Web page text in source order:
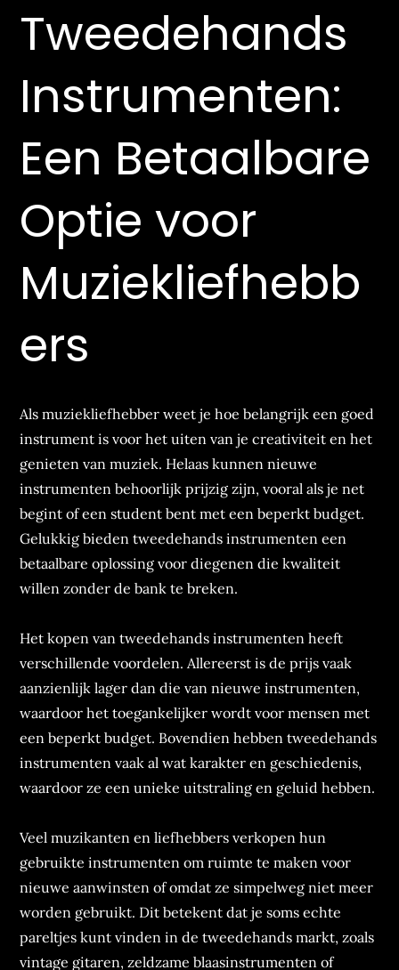
Tweedehands
Instrumenten:
Een Betaalbare
Optie voor
Muziekliefhebb
ers
Als muziekliefhebber weet je hoe belangrijk een goed
instrument is voor het uiten van je creativiteit en het
genieten van muziek. Helaas kunnen nieuwe
instrumenten behoorlijk prijzig zijn, vooral als je net
begint of een student bent met een beperkt budget.
Gelukkig bieden tweedehands instrumenten een
betaalbare oplossing voor diegenen die kwaliteit
willen zonder de bank te breken.
Het kopen van tweedehands instrumenten heeft
verschillende voordelen. Allereerst is de prijs vaak
aanzienlijk lager dan die van nieuwe instrumenten,
waardoor het toegankelijker wordt voor mensen met
een beperkt budget. Bovendien hebben tweedehands
instrumenten vaak al wat karakter en geschiedenis,
waardoor ze een unieke uitstraling en geluid hebben.
Veel muzikanten en liefhebbers verkopen hun
gebruikte instrumenten om ruimte te maken voor
nieuwe aanwinsten of omdat ze simpelweg niet meer
worden gebruikt. Dit betekent dat je soms echte
pareltjes kunt vinden in de tweedehands markt, zoals
vintage gitaren, zeldzame blaasinstrumenten of